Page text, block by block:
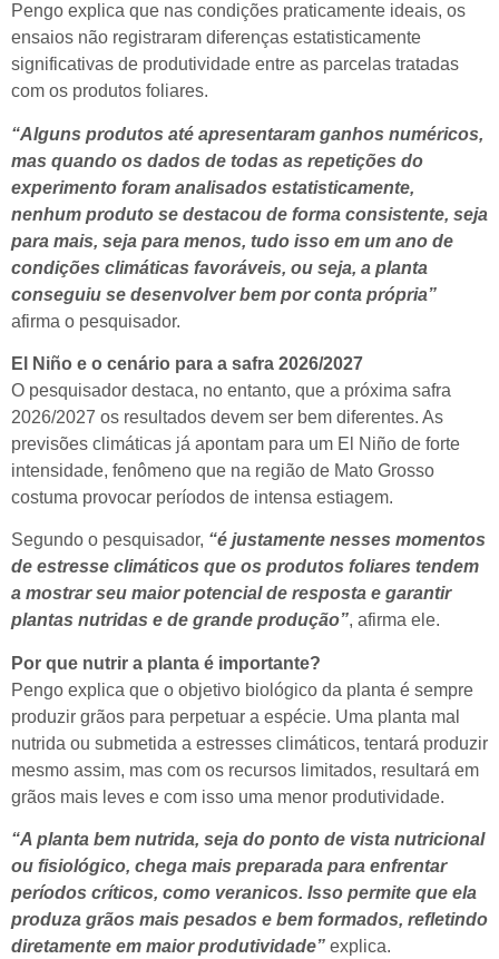
Pengo explica que nas condições praticamente ideais, os
ensaios não registraram diferenças estatisticamente
significativas de produtividade entre as parcelas tratadas
com os produtos foliares.
“Alguns produtos até apresentaram ganhos numéricos,
mas quando os dados de todas as repetições do
experimento foram analisados estatisticamente,
nenhum produto se destacou de forma consistente, seja
para mais, seja para menos, tudo isso em um ano de
condições climáticas favoráveis, ou seja, a planta
conseguiu se desenvolver bem por conta própria”
afirma o pesquisador.
El Niño e o cenário para a safra 2026/2027
O pesquisador destaca, no entanto, que a próxima safra
2026/2027 os resultados devem ser bem diferentes. As
previsões climáticas já apontam para um El Niño de forte
intensidade, fenômeno que na região de Mato Grosso
costuma provocar períodos de intensa estiagem.
Segundo o pesquisador, “é justamente nesses momentos
de estresse climáticos que os produtos foliares tendem
a mostrar seu maior potencial de resposta e garantir
plantas nutridas e de grande produção”, afirma ele.
Por que nutrir a planta é importante?
Pengo explica que o objetivo biológico da planta é sempre
produzir grãos para perpetuar a espécie. Uma planta mal
nutrida ou submetida a estresses climáticos, tentará produzir
mesmo assim, mas com os recursos limitados, resultará em
grãos mais leves e com isso uma menor produtividade.
“A planta bem nutrida, seja do ponto de vista nutricional
ou fisiológico, chega mais preparada para enfrentar
períodos críticos, como veranicos. Isso permite que ela
produza grãos mais pesados e bem formados, refletindo
diretamente em maior produtividade” explica.